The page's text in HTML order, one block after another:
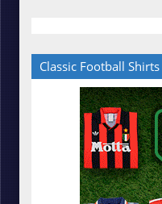
Classic Football Shirts